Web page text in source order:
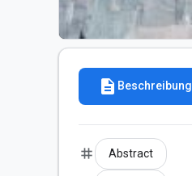
description Beschreibung
tag Abstract